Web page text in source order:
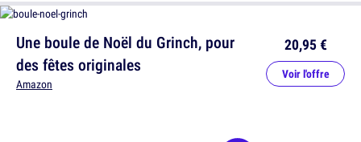
Une boule de Noël du Grinch, pour
des fêtes originales
Amazon
20,95 €
Voir l'offre